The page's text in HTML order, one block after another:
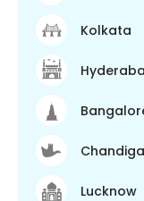
Kolkata
Lucknow